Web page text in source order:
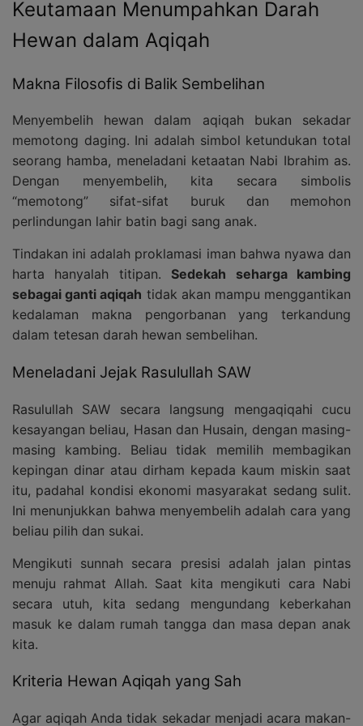
Keutamaan Menumpahkan Darah
Hewan dalam Aqiqah
Makna Filosofis di Balik Sembelihan
Menyembelih hewan dalam aqiqah bukan sekadar
memotong daging. Ini adalah simbol ketundukan total
seorang hamba, meneladani ketaatan Nabi Ibrahim as.
Dengan menyembelih, kita secara simbolis
“memotong” sifat-sifat buruk dan memohon
perlindungan lahir batin bagi sang anak.
Tindakan ini adalah proklamasi iman bahwa nyawa dan
harta hanyalah titipan. Sedekah seharga kambing
sebagai ganti aqiqah tidak akan mampu menggantikan
kedalaman makna pengorbanan yang terkandung
dalam tetesan darah hewan sembelihan.
Meneladani Jejak Rasulullah SAW
Rasulullah SAW secara langsung mengaqiqahi cucu
kesayangan beliau, Hasan dan Husain, dengan masing-
masing kambing. Beliau tidak memilih membagikan
kepingan dinar atau dirham kepada kaum miskin saat
itu, padahal kondisi ekonomi masyarakat sedang sulit.
Ini menunjukkan bahwa menyembelih adalah cara yang
beliau pilih dan sukai.
Mengikuti sunnah secara presisi adalah jalan pintas
menuju rahmat Allah. Saat kita mengikuti cara Nabi
secara utuh, kita sedang mengundang keberkahan
masuk ke dalam rumah tangga dan masa depan anak
kita.
Kriteria Hewan Aqiqah yang Sah
Agar aqiqah Anda tidak sekadar menjadi acara makan-